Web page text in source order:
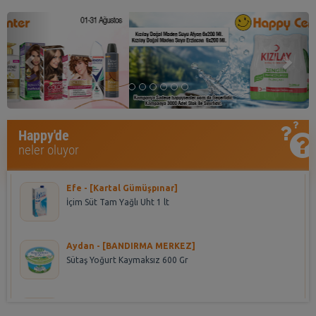
Previous Next
Happy'de
neler oluyor
Efe - [Kartal Gümüşpınar]
İçim Süt Tam Yağlı Uht 1 lt
Aydan - [BANDIRMA MERKEZ]
Sütaş Yoğurt Kaymaksız 600 Gr